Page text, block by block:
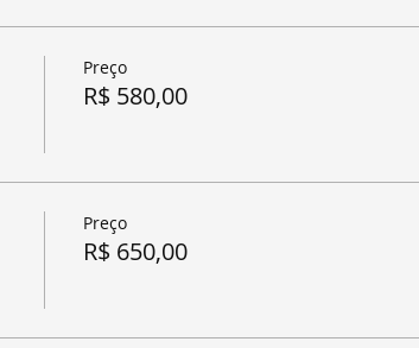
Preço
R$ 580,00
Preço
R$ 650,00